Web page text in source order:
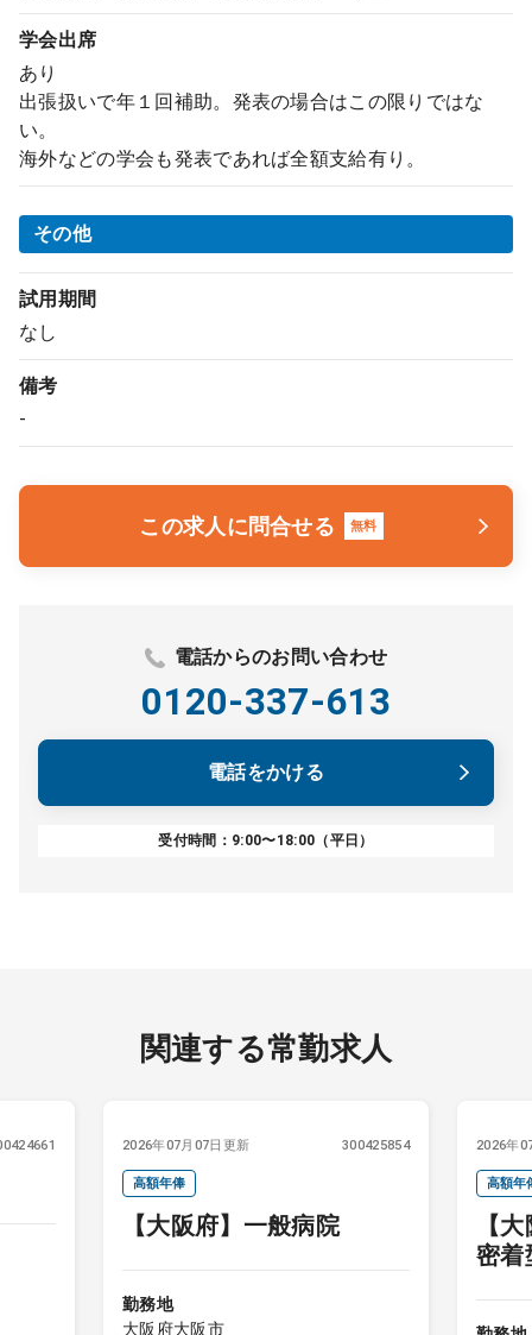
学会出席
あり
出張扱いで年１回補助。発表の場合はこの限りではな
い。
海外などの学会も発表であれば全額支給有り。
その他
試用期間
なし
備考
-
この求人に問合せる 無料
電話からのお問い合わせ
0120-337-613
電話をかける
受付時間：9:00〜18:00（平日）
関連する常勤求人
2026年07月07日更新 300425854
高額年俸
【大阪府】一般病院
勤務地
大阪府大阪市
2026年
高額年
【
密着